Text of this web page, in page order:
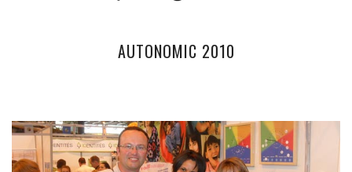
AUTONOMIC 2010